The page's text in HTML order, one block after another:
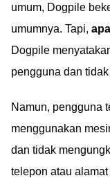
umum, Dogpile
umumnya. Tapi,
Dogpile
pengguna dan
Namun, pengguna
menggunakan
dan tidak
telepon atau